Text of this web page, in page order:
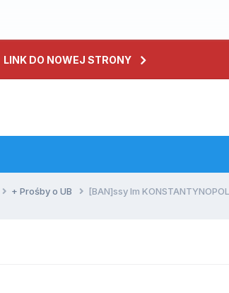
LINK DO NOWEJ STRONY
+ Prośby o UB [BAN]ssy Im